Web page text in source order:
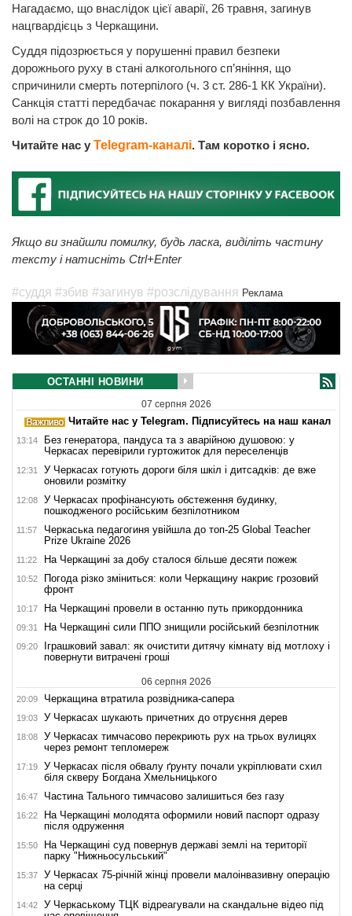
Нагадаємо, що внаслідок цієї аварії, 26 травня, загинув
нацгвардієць з Черкащини.
Суддя підозрюється у порушенні правил безпеки
дорожнього руху в стані алкогольного сп’яніння, що
спричинили смерть потерпілого (ч. 3 ст. 286-1 КК України).
Санкція статті передбачає покарання у вигляді позбавлення
волі на строк до 10 років.
Читайте нас у Telegram-каналі. Там коротко і ясно.
Якщо ви знайшли помилку, будь ласка, виділіть частину
тексту і натисніть Ctrl+Enter
#суддя #збив #загинув #розслідування Реклама
ОСТАННІ НОВИНИ
07 серпня 2026
Читайте нас у Telegram. Підписуйтесь на наш канал
13:14
Без генератора, пандуса та з аварійною душовою: у
Черкасах перевірили гуртожиток для переселенців
12:31
У Черкасах готують дороги біля шкіл і дитсадків: де вже
оновили розмітку
12:08
У Черкасах профінансують обстеження будинку,
пошкодженого російським безпілотником
11:57
Черкаська педагогиня увійшла до топ-25 Global Teacher
Prize Ukraine 2026
11:22 На Черкащині за добу сталося більше десяти пожеж
10:52
Погода різко зміниться: коли Черкащину накриє грозовий
фронт
10:17 На Черкащині провели в останню путь прикордонника
09:31 На Черкащині сили ППО знищили російський безпілотник
09:20
Іграшковий завал: як очистити дитячу кімнату від мотлоху і
повернути витрачені гроші
06 серпня 2026
20:09 Черкащина втратила розвідника-сапера
19:03 У Черкасах шукають причетних до отруєння дерев
18:08
У Черкасах тимчасово перекриють рух на трьох вулицях
через ремонт тепломереж
17:19
У Черкасах після обвалу ґрунту почали укріплювати схил
біля скверу Богдана Хмельницького
16:47 Частина Тального тимчасово залишиться без газу
16:22
На Черкащині молодята оформили новий паспорт одразу
після одруження
15:50
На Черкащині суд повернув державі землі на території
парку "Нижньосульський"
15:37
У Черкасах 75-річній жінці провели малоінвазивну операцію
на серці
14:42
У Черкаському ТЦК відреагували на скандальне відео під